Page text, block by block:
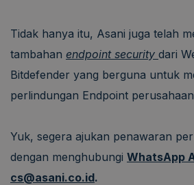
Tidak hanya itu, Asani juga telah
tambahan endpoint security dari
Bitdefender yang berguna untuk
perlindungan Endpoint
Yuk, segera ajukan penawaran
dengan menghubungi WhatsApp
cs@asani.co.id.